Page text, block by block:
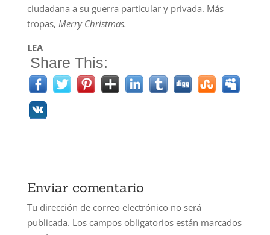
ciudadana a su guerra particular y privada. Más
tropas, Merry Christmas.
LEA
Share This:
Enviar comentario
Tu dirección de correo electrónico no será
publicada. Los campos obligatorios están marcados